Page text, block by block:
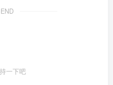
一下吧